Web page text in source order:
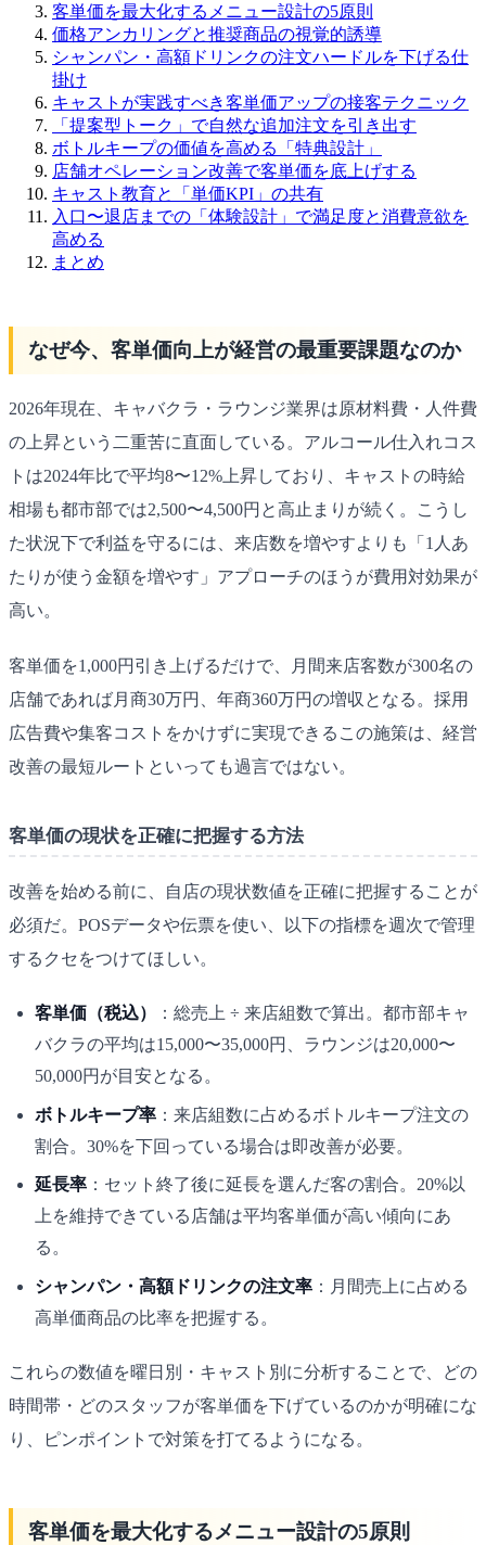
客単価を最大化するメニュー設計の5原則
価格アンカリングと推奨商品の視覚的誘導
シャンパン・高額ドリンクの注文ハードルを下げる仕
掛け
キャストが実践すべき客単価アップの接客テクニック
「提案型トーク」で自然な追加注文を引き出す
ボトルキープの価値を高める「特典設計」
店舗オペレーション改善で客単価を底上げする
キャスト教育と「単価KPI」の共有
入口〜退店までの「体験設計」で満足度と消費意欲を
高める
まとめ
なぜ今、客単価向上が経営の最重要課題なのか
2026年現在、キャバクラ・ラウンジ業界は原材料費・人件費
の上昇という二重苦に直面している。アルコール仕入れコス
トは2024年比で平均8〜12%上昇しており、キャストの時給
相場も都市部では2,500〜4,500円と高止まりが続く。こうし
た状況下で利益を守るには、来店数を増やすよりも「1人あ
たりが使う金額を増やす」アプローチのほうが費用対効果が
高い。
客単価を1,000円引き上げるだけで、月間来店客数が300名の
店舗であれば月商30万円、年商360万円の増収となる。採用
広告費や集客コストをかけずに実現できるこの施策は、経営
改善の最短ルートといっても過言ではない。
客単価の現状を正確に把握する方法
改善を始める前に、自店の現状数値を正確に把握することが
必須だ。POSデータや伝票を使い、以下の指標を週次で管理
するクセをつけてほしい。
客単価（税込）
：総売上 ÷ 来店組数で算出。都市部キャ
バクラの平均は15,000〜35,000円、ラウンジは20,000〜
50,000円が目安となる。
ボトルキープ率 ：来店組数に占めるボトルキープ注文の
割合。30%を下回っている場合は即改善が必要。
延長率 ：セット終了後に延長を選んだ客の割合。20%以
上を維持できている店舗は平均客単価が高い傾向にあ
る。
シャンパン・高額ドリンクの注文率 ：月間売上に占める
高単価商品の比率を把握する。
これらの数値を曜日別・キャスト別に分析することで、どの
時間帯・どのスタッフが客単価を下げているのかが明確にな
り、ピンポイントで対策を打てるようになる。
客単価を最大化するメニュー設計の5原則